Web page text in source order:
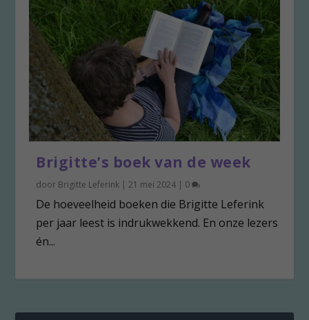
Brigitte’s boek van de week
door Brigitte Leferink |21 mei 2024 | 0
De hoeveelheid boeken die Brigitte Leferink
per jaar leest is indrukwekkend. En onze lezers
én...